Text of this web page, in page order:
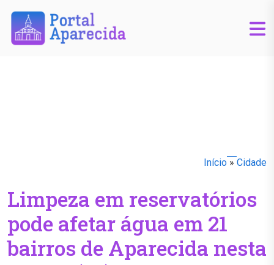
Início » Cidade
Limpeza em reservatórios
pode afetar água em 21
bairros de Aparecida nesta